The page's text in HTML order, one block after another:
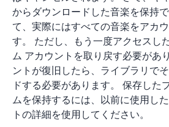
からダウンロードした音楽を保持
て、実際にはすべての音楽をアカ
す。 ただし、もう一度アクセスし
ム アカウントを取り戻す必要があ
ントが復旧したら、ライブラリで
ドする必要があります。 保存した
ムを保持するには、以前に使用し
トの詳細を使用してください。